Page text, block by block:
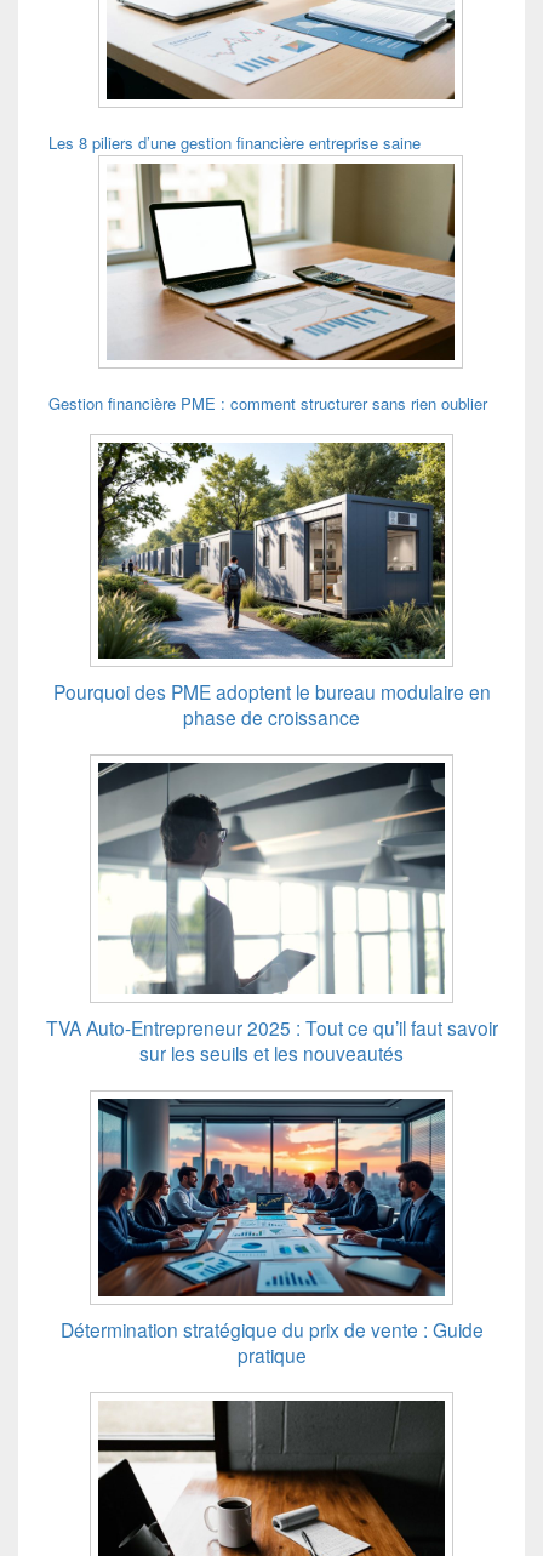
Les 8 piliers d’une gestion financière entreprise saine
Gestion financière PME : comment structurer sans rien oublier
Pourquoi des PME adoptent le bureau modulaire en
phase de croissance
TVA Auto-Entrepreneur 2025 : Tout ce qu’il faut savoir
sur les seuils et les nouveautés
Détermination stratégique du prix de vente : Guide
pratique